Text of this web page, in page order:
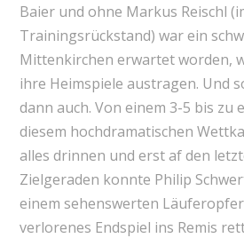
Baier und ohne Markus Reischl
Trainingsrückstand) war ein
Mittenkirchen erwartet worden,
ihre Heimspiele austragen. Und
dann auch. Von einem 3-5 bis zu
diesem hochdramatischen
alles drinnen und erst af den
Zielgeraden konnte Philip
einem sehenswerten
verlorenes Endspiel ins Remis